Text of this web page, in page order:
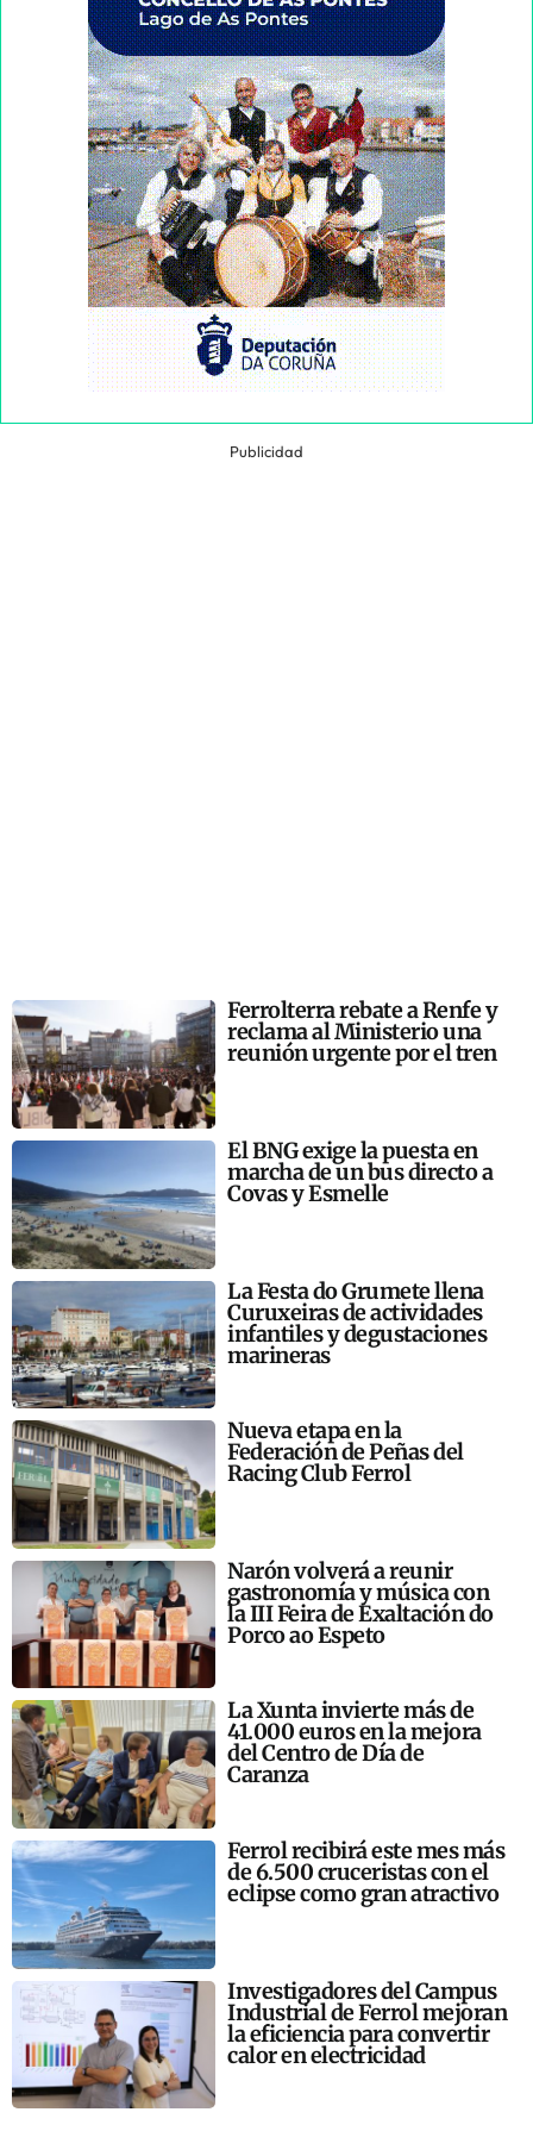
Publicidad
Ferrolterra rebate a Renfe y
reclama al Ministerio una
reunión urgente por el tren
El BNG exige la puesta en
marcha de un bus directo a
Covas y Esmelle
La Festa do Grumete llena
Curuxeiras de actividades
infantiles y degustaciones
marineras
Nueva etapa en la
Federación de Peñas del
Racing Club Ferrol
Narón volverá a reunir
gastronomía y música con
la III Feira de Exaltación do
Porco ao Espeto
La Xunta invierte más de
41.000 euros en la mejora
del Centro de Día de
Caranza
Ferrol recibirá este mes más
de 6.500 cruceristas con el
eclipse como gran atractivo
Investigadores del Campus
Industrial de Ferrol mejoran
la eficiencia para convertir
calor en electricidad